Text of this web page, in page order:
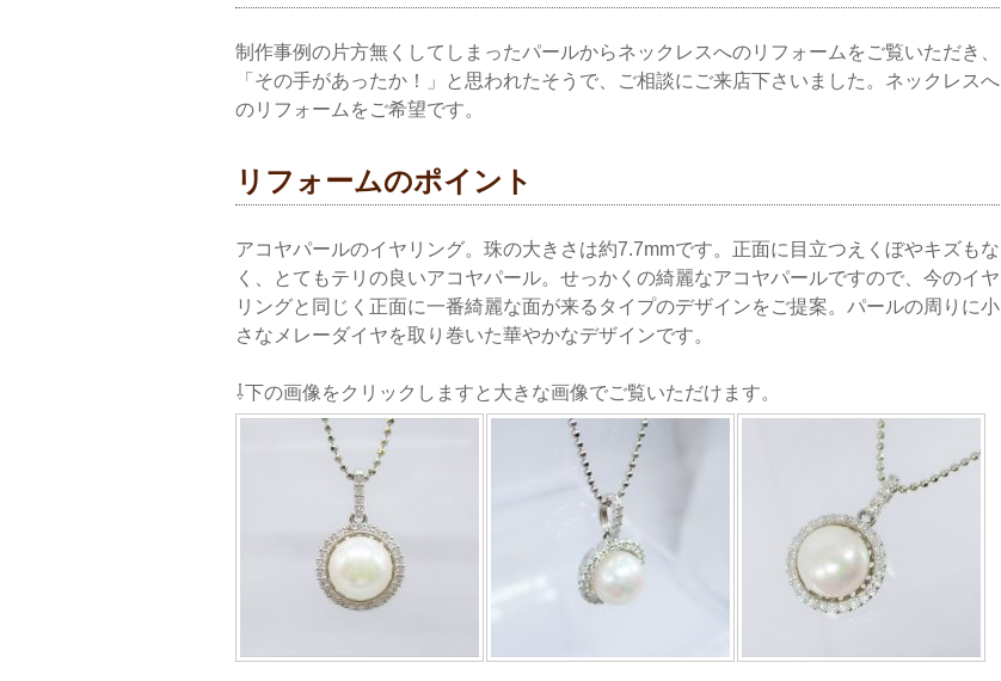
制作事例の片方無くしてしまったパールからネックレスへのリフォームをご覧いただき、
「その手があったか！」と思われたそうで、ご相談にご来店下さいました。ネックレスへ
のリフォームをご希望です。
リフォームのポイント
アコヤパールのイヤリング。珠の大きさは約7.7mmです。正面に目立つえくぼやキズもな
く、とてもテリの良いアコヤパール。せっかくの綺麗なアコヤパールですので、今のイヤ
リングと同じく正面に一番綺麗な面が来るタイプのデザインをご提案。パールの周りに小
さなメレーダイヤを取り巻いた華やかなデザインです。
⇩下の画像をクリックしますと大きな画像でご覧いただけます。